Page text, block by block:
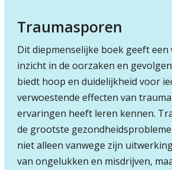
Traumasporen
Dit diepmenselijke boek geeft een
inzicht in de oorzaken en
biedt hoop en duidelijkheid voor
verwoestende effecten van
ervaringen heeft leren kennen.
de grootste
niet alleen vanwege zijn
van ongelukken en misdrijven,